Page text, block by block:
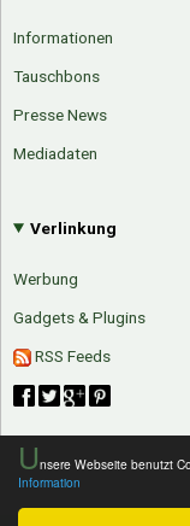
Unsere Webseite benutzt
Information
Informationen
Tauschbons
Presse News
Mediadaten
Verlinkung
Werbung
Gadgets & Plugins
RSS Feeds